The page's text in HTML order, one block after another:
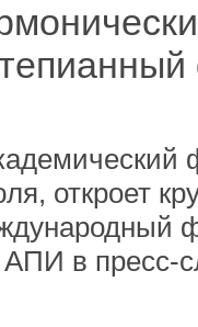
откроет
в пресс-